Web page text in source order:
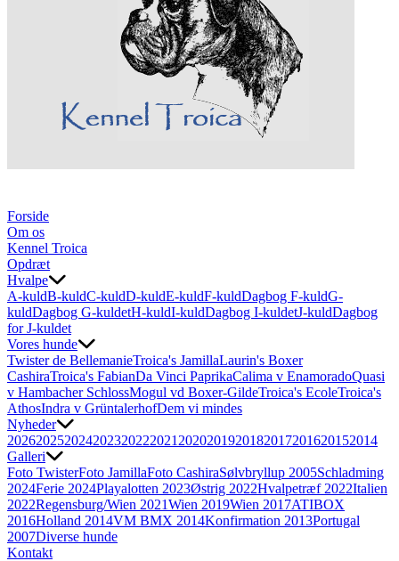
Forside
Om os
Kennel Troica
Opdræt
Hvalpe
A-kuldB-kuldC-kuldD-kuldE-kuldF-kuldDagbog F-kuldG-
kuldDagbog G-kuldetH-kuldI-kuldDagbog I-kuldetJ-kuldDagbog
for J-kuldet
Vores hunde
Twister de BellemanieTroica's JamillaLaurin's Boxer
CashiraTroica's FabianDa Vinci PaprikaCalima v EnamoradoQuasi
v Hambacher SchlossMogul vd Boxer-GildeTroica's EcoleTroica's
AthosIndra v GrüntalerhofDem vi mindes
Nyheder
202620252024202320222021 2020201920182017201620152014
Galleri
Foto TwisterFoto JamillaFoto CashiraSølvbryllup 2005Schladming
2024Ferie 2024Playalotten 2023Østrig 2022Hvalpetræf 2022Italien
2022Regensburg/Wien 2021Wien 2019Wien 2017ATIBOX
2016Holland 2014VM BMX 2014Konfirmation 2013Portugal
2007Diverse hunde
Kontakt